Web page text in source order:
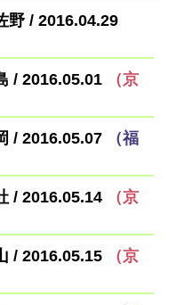
野 / 2016.04.29
/ 2016.05.01 （京
/ 2016.05.07 （福
/ 2016.05.14 （京
/ 2016.05.15 （京